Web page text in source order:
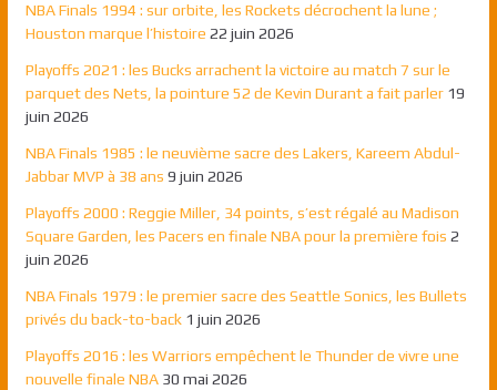
NBA Finals 1994 : sur orbite, les Rockets décrochent la lune ;
Houston marque l’histoire 22 juin 2026
Playoffs 2021 : les Bucks arrachent la victoire au match 7 sur le
parquet des Nets, la pointure 52 de Kevin Durant a fait parler 19
juin 2026
NBA Finals 1985 : le neuvième sacre des Lakers, Kareem Abdul-
Jabbar MVP à 38 ans 9 juin 2026
Playoffs 2000 : Reggie Miller, 34 points, s’est régalé au Madison
Square Garden, les Pacers en finale NBA pour la première fois 2
juin 2026
NBA Finals 1979 : le premier sacre des Seattle Sonics, les Bullets
privés du back-to-back 1 juin 2026
Playoffs 2016 : les Warriors empêchent le Thunder de vivre une
nouvelle finale NBA 30 mai 2026